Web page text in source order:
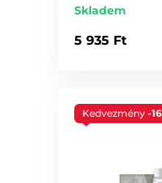
Skladem
5 935 Ft
Kedvezmény -